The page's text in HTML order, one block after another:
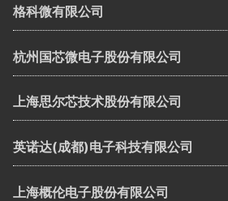
格科微有限公司
杭州国芯微电子股份有限公司
上海思尔芯技术股份有限公司
英诺达(成都)电子科技有限公司
上海概伦电子股份有限公司